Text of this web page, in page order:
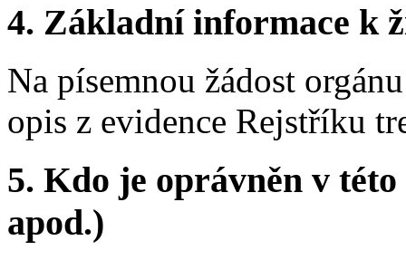
4. Základní informace k
Na písemnou žádost
opis z evidence Rejstříku
5. Kdo je oprávněn v
apod.)